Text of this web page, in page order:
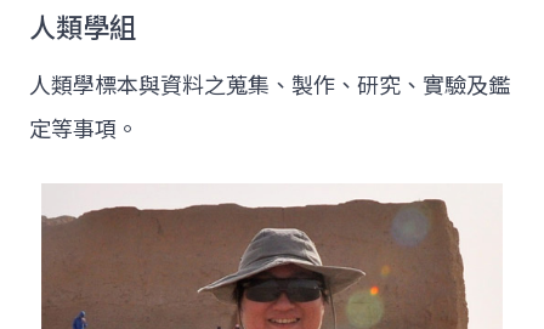
人類學組
人類學標本與資料之蒐集、製作、研究、實驗及鑑
定等事項。